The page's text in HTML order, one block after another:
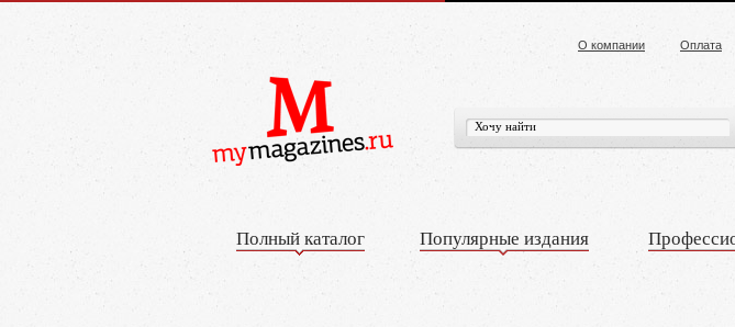
О компании Оплата
Полный каталог Популярные издания